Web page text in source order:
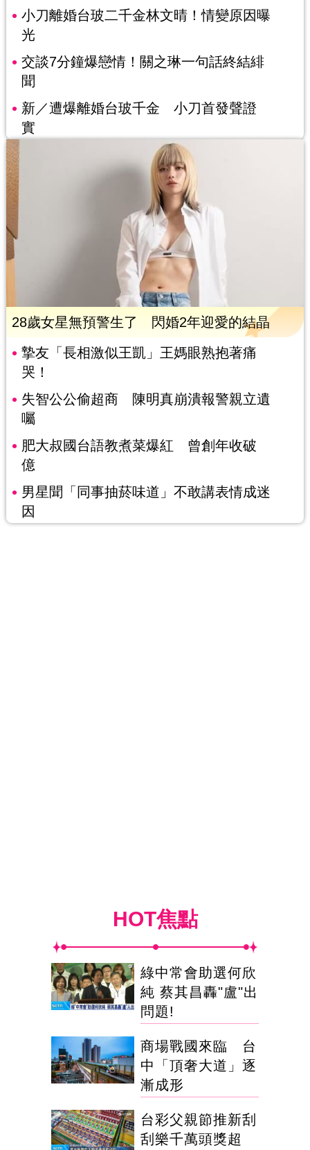
小刀離婚台玻二千金林文晴！情變原因曝
光
交談7分鐘爆戀情！關之琳一句話終結緋
聞
新／遭爆離婚台玻千金 小刀首發聲證
實
28歲女星無預警生了 閃婚2年迎愛的結晶
摯友「長相激似王凱」王媽眼熟抱著痛
哭！
失智公公偷超商 陳明真崩潰報警親立遺
囑
肥大叔國台語教煮菜爆紅 曾創年收破
億
男星聞「同事抽菸味道」不敢講表情成迷
因
HOT焦點
綠中常會助選何欣
純 蔡其昌轟"盧"出
問題!
商場戰國來臨 台
中「頂奢大道」逐
漸成形
台彩父親節推新刮
刮樂千萬頭獎超